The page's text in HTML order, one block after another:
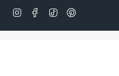
InstagramFacebook
TikTok